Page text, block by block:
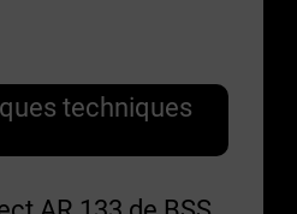
techniques